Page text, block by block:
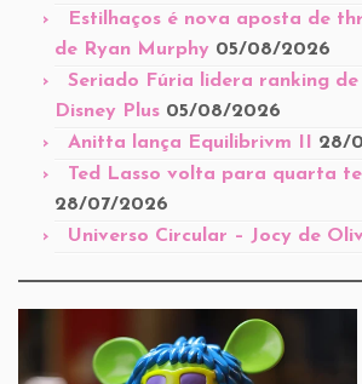
Estilhaços é nova aposta de
de Ryan Murphy 05/08/2026
Seriado Fúria lidera ranking de
Disney Plus 05/08/2026
Anitta lança Equilibrivm II 28/
Ted Lasso volta para quarta
28/07/2026
Universo Circular – Jocy de